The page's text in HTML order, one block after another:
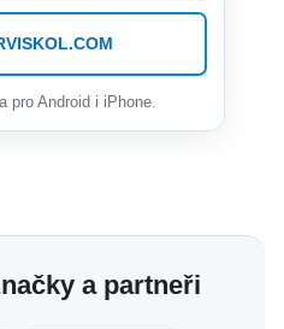
pro Android i iPhone.
a partneři